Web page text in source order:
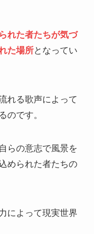
れた者たちが気づ
た場所となってい
れる歌声によって
のです。
らの意志で風景を
められた者たちの
によって現実世界